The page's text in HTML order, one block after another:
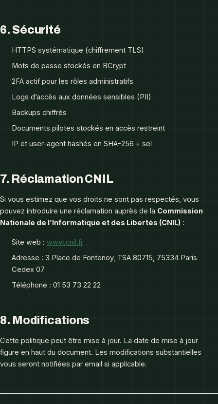
6. Sécurité
HTTPS systématique (chiffrement TLS)
Mots de passe stockés en BCrypt
2FA actif pour les rôles administratifs
Logs d’accès aux données sensibles (PII)
Backups chiffrés
Documents pilotes stockés en accès restreint
IP et user-agent hashés en SHA-256 + sel
7. Réclamation CNIL
Si vous estimez que vos droits ne sont pas respectés, vous
pouvez introduire une réclamation auprès de la Commission
Nationale de l’Informatique et des Libertés (CNIL) :
Site web : www.cnil.fr
Adresse : 3 Place de Fontenoy, TSA 80715, 75334 Paris
Cedex 07
Téléphone : 01 53 73 22 22
8. Modifications
Cette politique peut être mise à jour. La date de mise à jour
figure en haut du document. Les modifications substantielles
vous seront notifiées par email si applicable.